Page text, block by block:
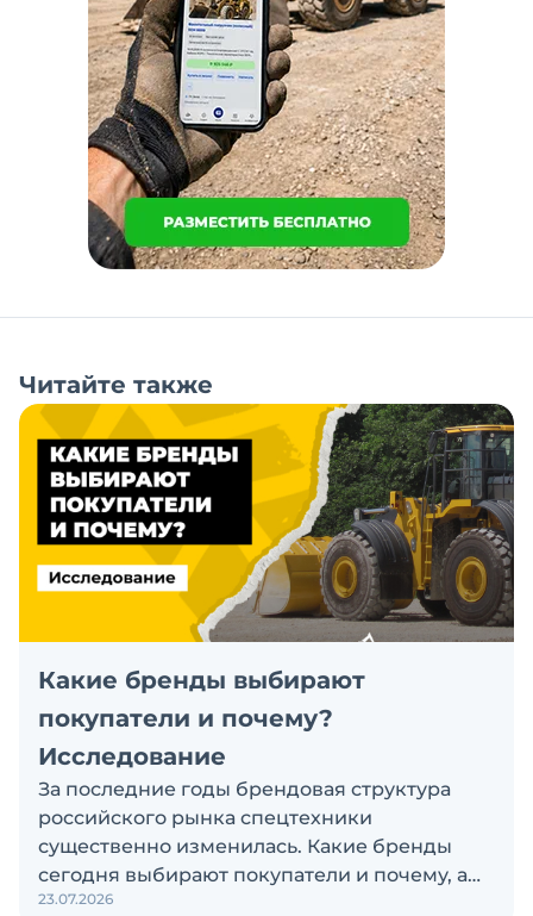
Читайте также
Какие бренды выбирают
покупатели и почему?
Исследование
За последние годы брендовая структура
российского рынка спецтехники
существенно изменилась. Какие бренды
сегодня выбирают покупатели и почему, а
также кого считают лидерами рынка?
23.07.2026